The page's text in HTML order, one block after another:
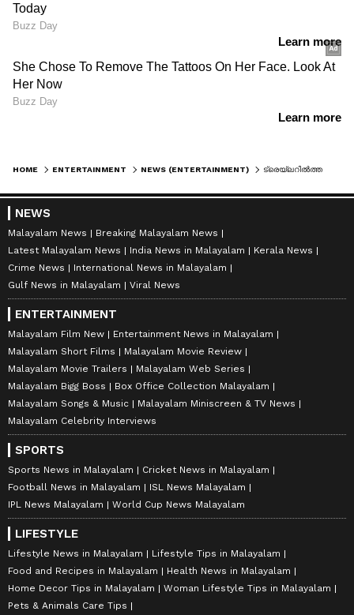
HOME ENTERTAINMENT NEWS (ENTERTAINMENT)
NEWS
Malayalam News
Breaking Malayalam News
Latest Malayalam News
India News in Malayalam
Kerala News
Crime News
International News in Malayalam
Gulf News in Malayalam
Viral News
ENTERTAINMENT
Malayalam Film New
Entertainment News in Malayalam
Malayalam Short Films
Malayalam Movie Review
Malayalam Movie Trailers
Malayalam Web Series
Malayalam Bigg Boss
Box Office Collection Malayalam
Malayalam Songs & Music
Malayalam Miniscreen & TV News
Malayalam Celebrity Interviews
SPORTS
Sports News in Malayalam
Cricket News in Malayalam
Football News in Malayalam
ISL News Malayalam
IPL News Malayalam
World Cup News Malayalam
LIFESTYLE
Lifestyle News in Malayalam
Lifestyle Tips in Malayalam
Food and Recipes in Malayalam
Health News in Malayalam
Home Decor Tips in Malayalam
Woman Lifestyle Tips in Malayalam
Pets & Animals Care Tips